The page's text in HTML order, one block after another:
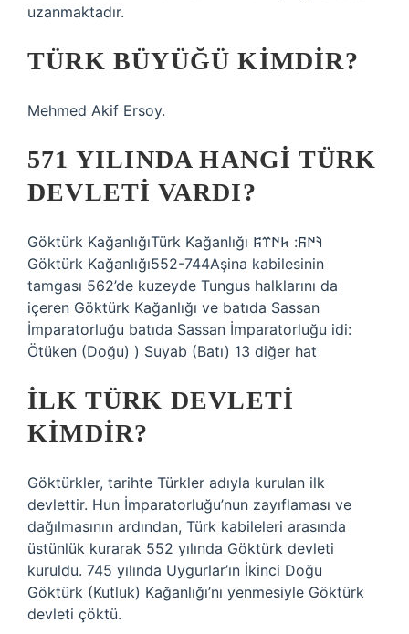
uzanmaktadır.
TÜRK BÜYÜĞÜ KIMDIR?
Mehmed Akif Ersoy.
571 YILINDA HANGI TÜRK
DEVLETI VARDI?
Göktürk KağanlığıTürk Kağanlığı 𐰚𐰇𐰜: 𐱅𐰇𐰼𐰰
Göktürk Kağanlığı552-744Aşina kabilesinin
tamgası 562’de kuzeyde Tungus halklarını da
içeren Göktürk Kağanlığı ve batıda Sassan
İmparatorluğu batıda Sassan İmparatorluğu idi:
Ötüken (Doğu) ) Suyab (Batı) 13 diğer hat
İLK TÜRK DEVLETI
KIMDIR?
Göktürkler, tarihte Türkler adıyla kurulan ilk
devlettir. Hun İmparatorluğu’nun zayıflaması ve
dağılmasının ardından, Türk kabileleri arasında
üstünlük kurarak 552 yılında Göktürk devleti
kuruldu. 745 yılında Uygurlar’ın İkinci Doğu
Göktürk (Kutluk) Kağanlığı’nı yenmesiyle Göktürk
devleti çöktü.